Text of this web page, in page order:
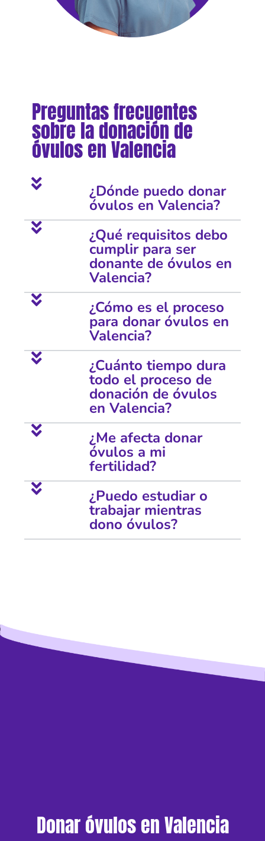
Preguntas frecuentes
sobre la donación de
óvulos en Valencia
¿Dónde puedo donar
óvulos en Valencia?
¿Qué requisitos debo
cumplir para ser
donante de óvulos en
Valencia?
¿Cómo es el proceso
para donar óvulos en
Valencia?
¿Cuánto tiempo dura
todo el proceso de
donación de óvulos
en Valencia?
¿Me afecta donar
óvulos a mi
fertilidad?
¿Puedo estudiar o
trabajar mientras
dono óvulos?
Donar óvulos en Valencia